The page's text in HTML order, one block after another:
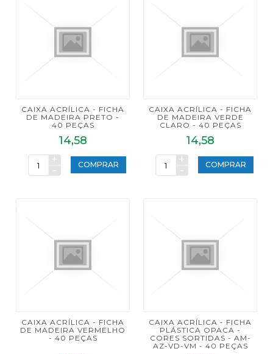
CAIXA ACRÍLICA - FICHA
DE MADEIRA PRETO -
40 PEÇAS
14,58
+
-
COMPRAR
CAIXA ACRÍLICA - FICHA
DE MADEIRA VERDE
CLARO - 40 PEÇAS
14,58
+
-
COMPRAR
CAIXA ACRÍLICA - FICHA
DE MADEIRA VERMELHO
- 40 PEÇAS
CAIXA ACRÍLICA - FICHA
PLÁSTICA OPACA -
CORES SORTIDAS - AM-
AZ-VD-VM - 40 PEÇAS